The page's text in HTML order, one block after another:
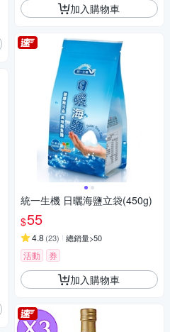
加入購物車
統一生機 日曬海鹽立袋(450g)
$55
4.8 (23) 總銷量>50
活動 券
加入購物車